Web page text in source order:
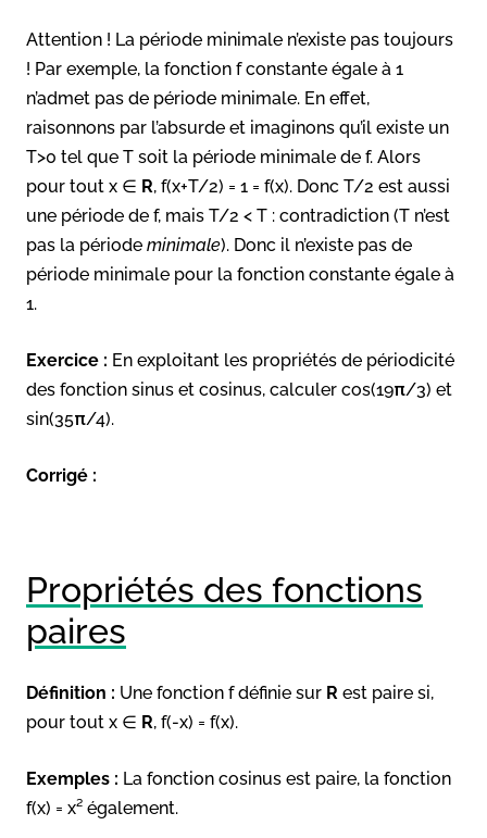
Attention ! La période minimale n’existe pas toujours
! Par exemple, la fonction f constante égale à 1
n’admet pas de période minimale. En effet,
raisonnons par l’absurde et imaginons qu’il existe un
T>0 tel que T soit la période minimale de f. Alors
pour tout x ∈ R, f(x+T/2) = 1 = f(x). Donc T/2 est aussi
une période de f, mais T/2 < T : contradiction (T n’est
pas la période minimale). Donc il n’existe pas de
période minimale pour la fonction constante égale à
1.
Exercice : En exploitant les propriétés de périodicité
des fonction sinus et cosinus, calculer cos(19π/3) et
sin(35π/4).
Corrigé :
Propriétés des fonctions
paires
Définition : Une fonction f définie sur R est paire si,
pour tout x ∈ R, f(-x) = f(x).
Exemples : La fonction cosinus est paire, la fonction
f(x) = x² également.